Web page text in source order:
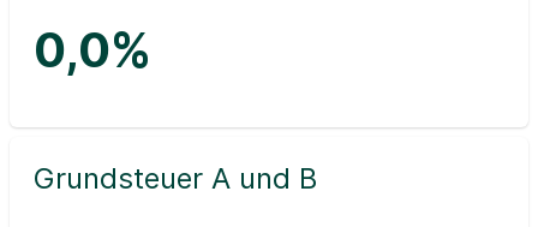
0,0%
Grundsteuer A und B